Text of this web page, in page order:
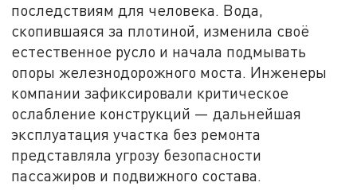
последствиям для человека. Вода,
скопившаяся за плотиной, изменила своё
естественное русло и начала подмывать
опоры железнодорожного моста. Инженеры
компании зафиксировали критическое
ослабление конструкций — дальнейшая
эксплуатация участка без ремонта
представляла угрозу безопасности
пассажиров и подвижного состава.